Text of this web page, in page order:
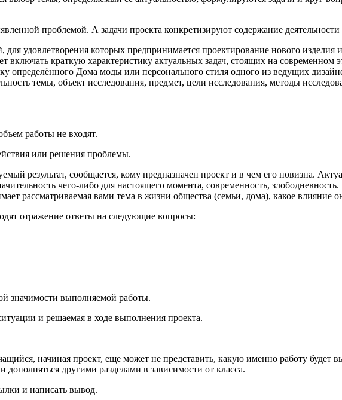
проблемой. А задачи проекта конкретизируют содержание
для удовлетворения которых предпринимается проектирование нового
краткую характеристику актуальных задач, стоящих на современном
определённого Дома моды или персонального стиля одного из ведущих
темы, объект исследования, предмет, цели исследования, методы
работы не входят.
или решения проблемы.
результат, сообщается, кому предназначен проект и в чем его новизна.
чего-либо для настоящего момента, современность,
рассматриваемая вами тема в жизни общества (семьи, дома), какое влияние
отражение ответы на следующие вопросы:
значимости выполняемой работы.
и решаемая в ходе выполнения проекта.
начиная проект, еще может не представить, какую именно работу будет
дополняться другими разделами в зависимости от класса.
и написать вывод.